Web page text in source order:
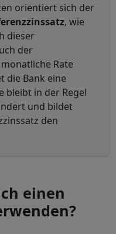
orientiert sich der
, wie
dieser
der
Rate
die Bank eine
bleibt in der Regel
und bildet
den
einen